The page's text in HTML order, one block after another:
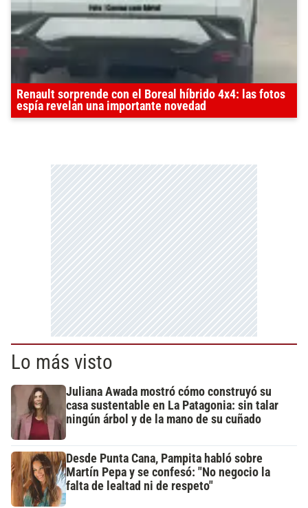
Renault sorprende con el Boreal híbrido 4x4: las fotos
espía revelan una importante novedad
Lo más visto
Juliana Awada mostró cómo construyó su
casa sustentable en La Patagonia: sin talar
ningún árbol y de la mano de su cuñado
Desde Punta Cana, Pampita habló sobre
Martín Pepa y se confesó: "No negocio la
falta de lealtad ni de respeto"